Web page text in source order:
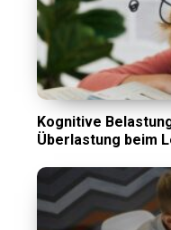
Kognitive
Überlastung beim